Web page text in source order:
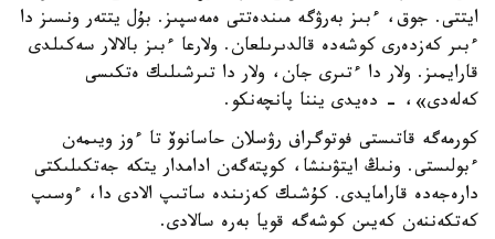
ايتتى. جوق، ءبىز بەرۋگە مىندەتتى ەمەسپىز. بۇل يتتەر ونسىز دا
ءبىر كەزدەرى كوشەدە قالدىرىلعان. ولارعا ءبىز بالالار سەكىلدى
قارايمىز. ولار دا ءتىرى جان، ولار دا تىرشىلىك ەتكىسى
كەلەدى»، - دەيدى يننا پانچەنكو.
كورمەگە قاتىستى فوتوگراف رۋسلان حاسانوۆ تا ءوز ويىمەن
ءبولىستى. ونىڭ ايتۋىنشا، كوپتەگەن ادامدار يتكە جەتكىلىكتى
دارەجەدە قارامايدى. كۇشىك كەزىندە ساتىپ الادى دا، ءوسىپ
كەتكەننەن كەيىن كوشەگە قويا بەرە سالادى.